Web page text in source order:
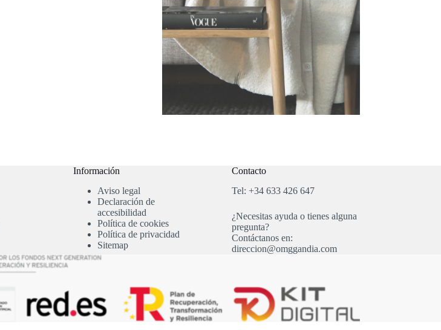
Información
Aviso legal
Declaración de
accesibilidad
Política de cookies
Política de privacidad
Sitemap
Contacto
Tel: +34 633 426 647
¿Necesitas ayuda o tienes alguna
pregunta?
Contáctanos en:
direccion@omggandia.com